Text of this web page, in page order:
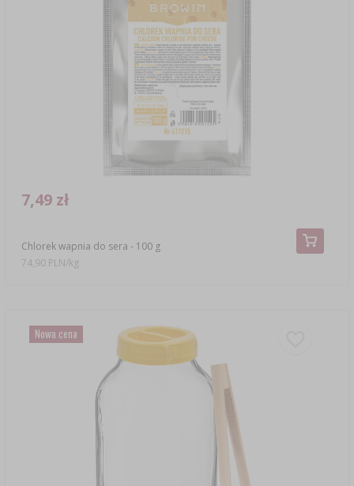
Chlorek wapnia do sera - 100 g
7,49 zł
74,90 PLN/kg
Nowa cena